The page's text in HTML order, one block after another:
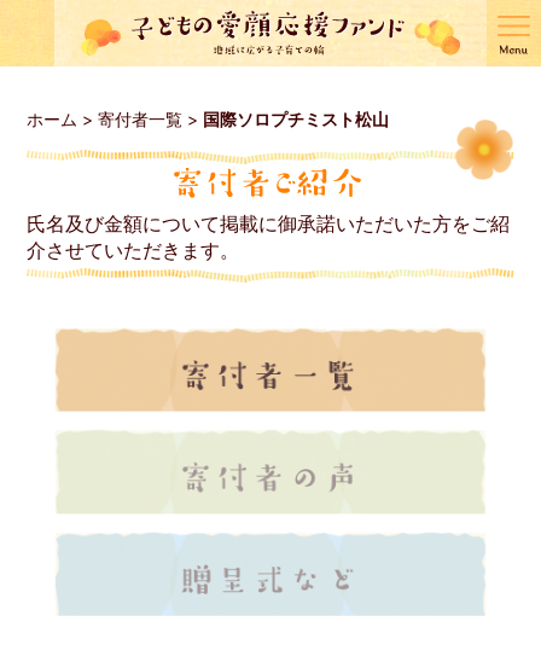
ホーム >寄付者一覧 > 国際ソロプチミスト松山
氏名及び金額について掲載に御承諾いただいた方をご紹
介させていただきます。